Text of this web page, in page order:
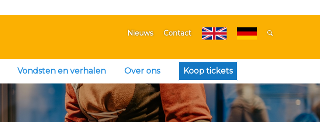
Nieuws Contact
Vondsten en verhalen Over ons Koop tickets